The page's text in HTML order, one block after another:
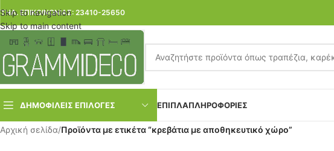
Skip to navigation
Skip to main content
ΤΗΛ. ΕΠΙΚΟΙΝΩΝΙΑΣ: 23410-25650
ΔΗΜΟΦΙΛΕΙΣ ΕΠΙΛΟΓΕΣ ΕΠΙΠΛΑΠΛΗΡΟΦΟΡΙΕΣ
Αρχική σελίδα/Προϊόντα με ετικέτα “κρεβάτια με αποθηκευτικό χώρο”